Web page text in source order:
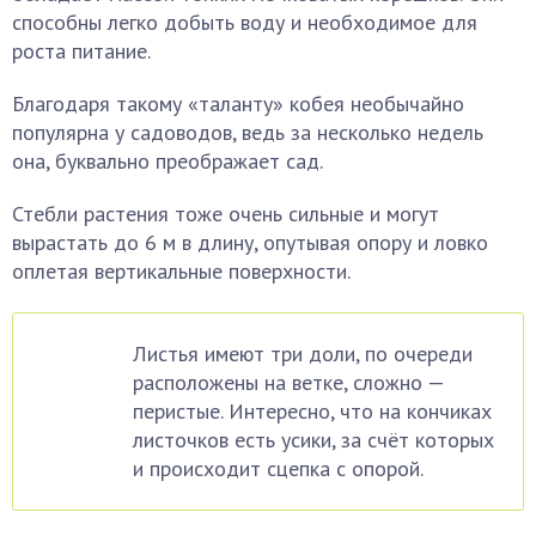
способны легко добыть воду и необходимое для
роста питание.
Благодаря такому «таланту» кобея необычайно
популярна у садоводов, ведь за несколько недель
она, буквально преображает сад.
Стебли растения тоже очень сильные и могут
вырастать до 6 м в длину, опутывая опору и ловко
оплетая вертикальные поверхности.
Листья имеют три доли, по очереди
расположены на ветке, сложно —
перистые. Интересно, что на кончиках
листочков есть усики, за счёт которых
и происходит сцепка с опорой.